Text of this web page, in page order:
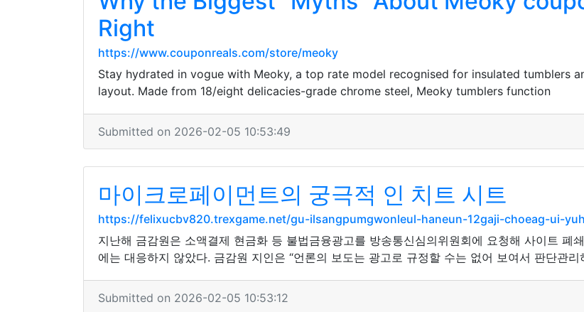
Right
https://www.couponreals.com/store/meoky
Stay hydrated in vogue with Meoky, a top rate model recognised for insulated tumblers
layout. Made from 18/eight delicacies-grade chrome steel, Meoky tumblers function
Submitted on 2026-02-05 10:53:49
마이크로페이먼트의 궁극적 인 치트 시트
https://felixucbv820.trexgame.net/gu-ilsangpumgwonleul-haneun-12gaji-choeag-ui-
지난해 금감원은 소액결제 현금화 등 불법금융광고를 방송통신심의위원회에 요청해 사이트 폐
에는 대응하지 않았다. 금감원 지인은 “언론의 보도는 광고로 규정할 수는 없어 보여서 판단관
Submitted on 2026-02-05 10:53:12